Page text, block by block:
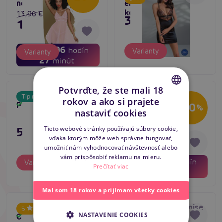
03 dní 06 hodín
27 minút
nočná košieľka
13,96 €
11,16 €
Varianty
elegantná dámska
košieľka
35,80 €
Varianty
Tip na darček
Casmir JESSIE
Peignoir (Black)
Skladom
51,80 €
Varianty
Akcia
-20%
03 dní hodín
Penthouse Midnight
Mirage (Rose), sexy
župan
Skladom
13,96 €
11,16 €
5
Avanua DONNA
Chemise (Black)
Skladom
Casmir KEA Chemise
(White), priehľadná
Skladom
CZECH
ENGLISH
Potvrďte, že ste mali 18
rokov a ako si prajete
nastaviť cookies
Tieto webové stránky používajú súbory cookie,
vďaka ktorým môže web správne fungovať,
umožniť nám vyhodnocovať návštevnosť alebo
vám prispôsobiť reklamu na mieru.
Prečítať viac
Mal som 18 rokov a prijímam všetky cookies
NASTAVENIE COOKIES